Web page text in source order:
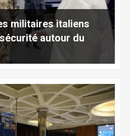
militaires italiens
autour du